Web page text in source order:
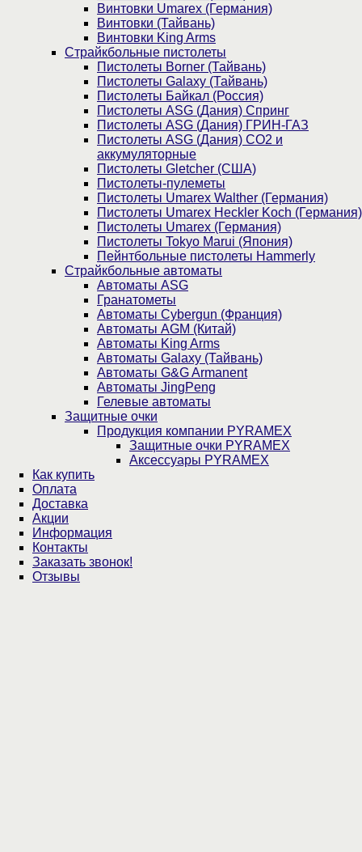
Винтовки Umarex (Германия)
Винтовки (Тайвань)
Винтовки King Arms
Страйкбольные пистолеты
Пистолеты Borner (Тайвань)
Пистолеты Galaxy (Тайвань)
Пистолеты Байкал (Россия)
Пистолеты ASG (Дания) Спринг
Пистолеты ASG (Дания) ГРИН-ГАЗ
Пистолеты ASG (Дания) CO2 и
аккумуляторные
Пистолеты Gletcher (США)
Пистолеты-пулеметы
Пистолеты Umarex Walther (Германия)
Пистолеты Umarex Heckler Koch (Германия)
Пистолеты Umarex (Германия)
Пистолеты Tokyo Marui (Япония)
Пейнтбольные пистолеты Hammerly
Страйкбольные автоматы
Автоматы ASG
Гранатометы
Автоматы Cybergun (Франция)
Автоматы AGM (Китай)
Автоматы King Arms
Автоматы Galaxy (Тайвань)
Автоматы G&G Armanent
Автоматы JingPeng
Гелевые автоматы
Защитные очки
Продукция компании PYRAMEX
Защитные очки PYRAMEX
Аксессуары PYRAMEX
Как купить
Оплата
Доставка
Акции
Информация
Контакты
Заказать звонок!
Отзывы